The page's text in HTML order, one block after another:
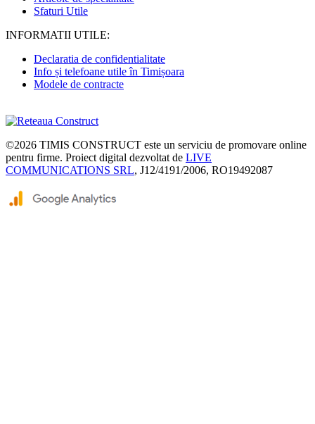
Sfaturi Utile
INFORMATII UTILE:
Declaratia de confidentialitate
Info și telefoane utile în Timișoara
Modele de contracte
©2026 TIMIS CONSTRUCT este un serviciu de promovare online
pentru firme. Proiect digital dezvoltat de LIVE
COMMUNICATIONS SRL, J12/4191/2006, RO19492087